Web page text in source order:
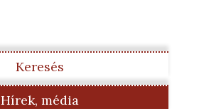
Keresés
Hírek, média